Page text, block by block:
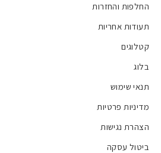
החלפות והחזרות
תעודות אחריות
קטלוגים
בלוג
תנאי שימוש
מדיניות פרטיות
הצהרת נגישות
ביטול עסקה